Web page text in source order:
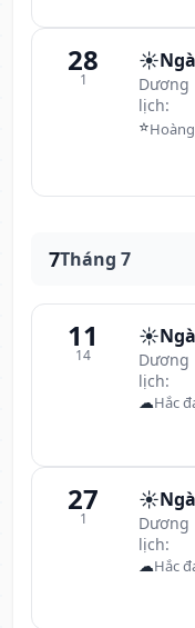
28
1
☀️
Dương
lịch:
⭐
7Tháng 7
11
14
☀️
Dương
lịch:
☁Hắc
27
1
☀️
Dương
lịch:
☁Hắc